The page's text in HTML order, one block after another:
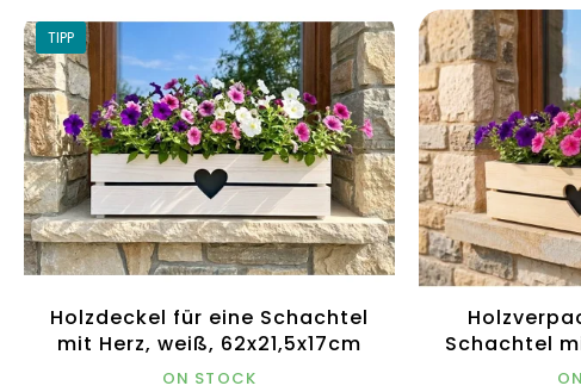
d
u
k
t
s
o
r
t
i
e
r
u
n
g
i
s
t
e
d
e
r
P
r
o
TIPP
Holzdeckel für eine Schachtel
mit Herz, weiß, 62x21,5x17cm
Tschechisches Produkt
ON STOCK
Schachtel
17 cm.